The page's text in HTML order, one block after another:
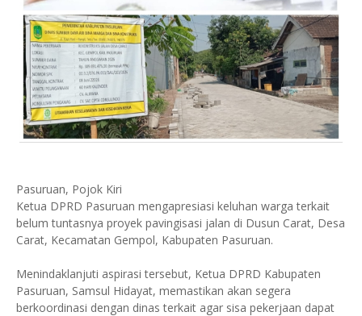
Pasuruan, Pojok Kiri
Ketua DPRD Pasuruan mengapresiasi keluhan warga terkait
belum tuntasnya proyek pavingisasi jalan di Dusun Carat, Desa
Carat, Kecamatan Gempol, Kabupaten Pasuruan.
Menindaklanjuti aspirasi tersebut, Ketua DPRD Kabupaten
Pasuruan, Samsul Hidayat, memastikan akan segera
berkoordinasi dengan dinas terkait agar sisa pekerjaan dapat